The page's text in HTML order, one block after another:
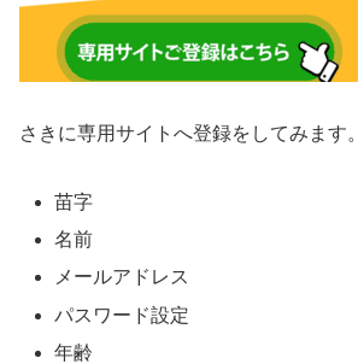
さきに専用サイトへ登録をしてみます。
苗字
名前
メールアドレス
パスワード設定
年齢